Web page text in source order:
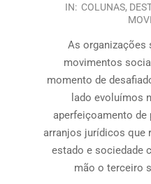
IN: COLUNAS,
As organizações
movimentos
momento de
lado evoluímos
aperfeiçoamento
arranjos jurídicos que
estado e sociedade
mão o terceiro